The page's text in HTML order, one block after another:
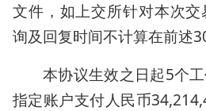
文件，如上交所针对本次
询及回复时间不计算在前述
本协议生效之日起5个
指定账户支付人民币